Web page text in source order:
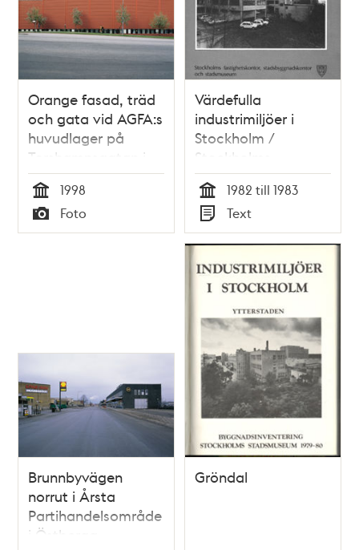
Orange fasad, träd
och gata vid AGFA:s
huvudlager på
Torshamnsgatan i
Kista
Tid
1998
Typ
Foto
Värdefulla
industrimiljöer i
Stockholm /
Stockholms
stadsmuseum
Tid
1982 till 1983
Typ
Text
Brunnbyvägen
norrut i Årsta
Partihandelsområde
i Östberga
Gröndal